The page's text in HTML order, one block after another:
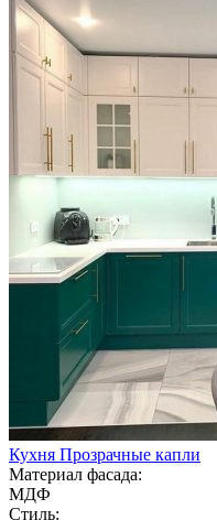
Кухня Прозрачные капли
Материал фасада:
МДФ
Стиль: